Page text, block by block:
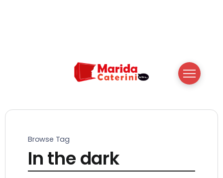
Browse Tag
In the dark